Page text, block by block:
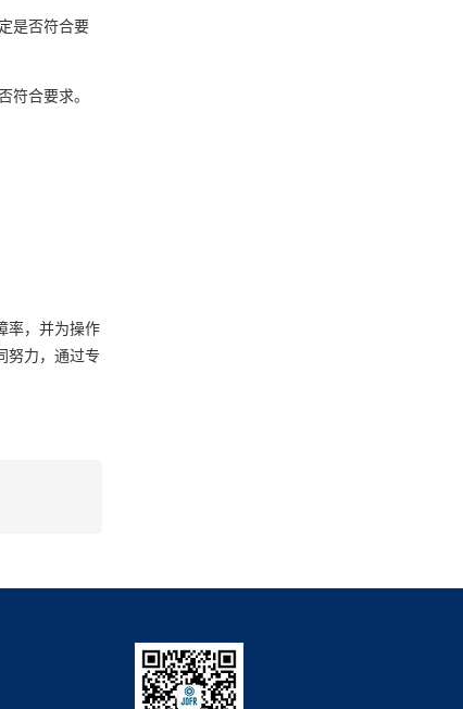
是否符合要
合要求。
率，并为操作
努力，通过专